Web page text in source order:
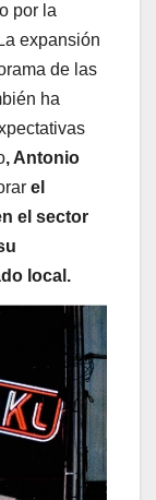
por la
expansión
de las
ha
, Antonio
el
el sector
local.